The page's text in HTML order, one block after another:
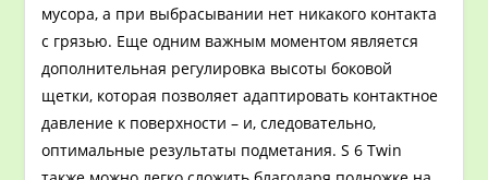
мусора, а при выбрасывании нет никакого контакта
с грязью. Еще одним важным моментом является
дополнительная регулировка высоты боковой
щетки, которая позволяет адаптировать контактное
давление к поверхности – и, следовательно,
оптимальные результаты подметания. S 6 Twin